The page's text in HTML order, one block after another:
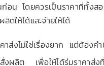
อน โดยควรเป็นราคาที่ทั้งส
ตให้ได้และจ่ายให้ได้
าส่งไม่ใช่เรื่องยาก แต่ต้องค
ต เพื่อให้ได้ร่มราคาส่งที่